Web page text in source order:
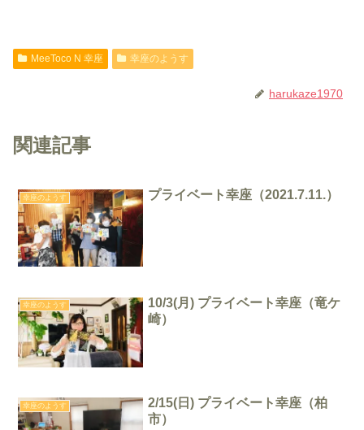
MeeToco N 幸座 幸座のようす
harukaze1970
関連記事
幸座のようす プライベート幸座（2021.7.11.）
幸座のようす
10/3(月) プライベート幸座（竜ケ
崎）
幸座のようす
2/15(日) プライベート幸座（柏
市）